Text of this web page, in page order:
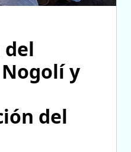
y
del